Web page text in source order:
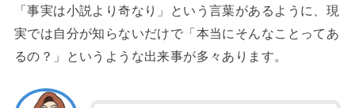
「事実は小説より奇なり」という言葉があるように、現
実では自分が知らないだけで「本当にそんなことってあ
るの？」というような出来事が多々あります。